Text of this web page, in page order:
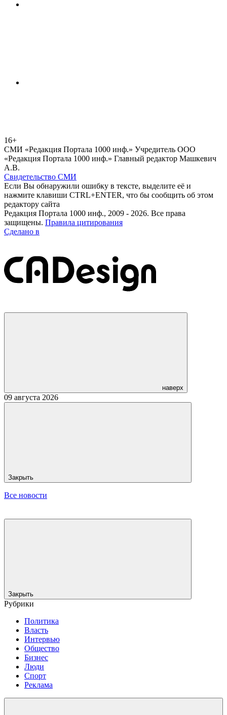
16+
СМИ «Редакция Портала 1000 инф.» Учредитель ООО
«Редакция Портала 1000 инф.» Главный редактор Машкевич
А.В.
Свидетельство СМИ
Если Вы обнаружили ошибку в тексте, выделите её и
нажмите клавиши CTRL+ENTER, что бы сообщить об этом
редактору сайта
Редакция Портала 1000 инф., 2009 - 2026. Все права
защищены. Правила цитирования
Сделано в
наверх
09 августа 2026
Закрыть
Все новости
Закрыть
Рубрики
Политика
Власть
Интервью
Общество
Бизнес
Люди
Спорт
Реклама